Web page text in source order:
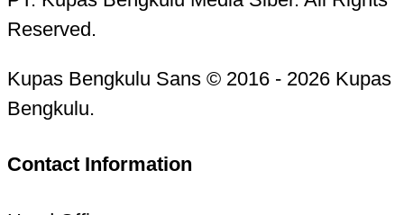
Reserved.
Kupas Bengkulu Sans © 2016 - 2026 Kupas
Bengkulu.
Contact Information